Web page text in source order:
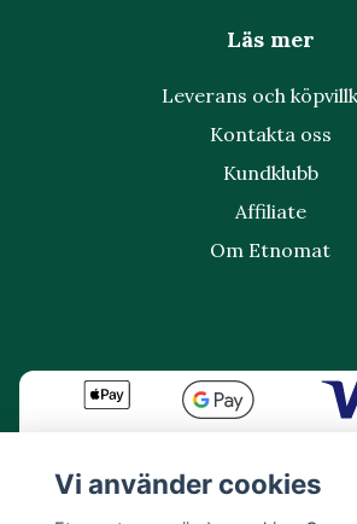
Läs mer
Leverans och
Kontakta oss
Kundklubb
Affiliate
Om Etnomat
Vi använder cookies